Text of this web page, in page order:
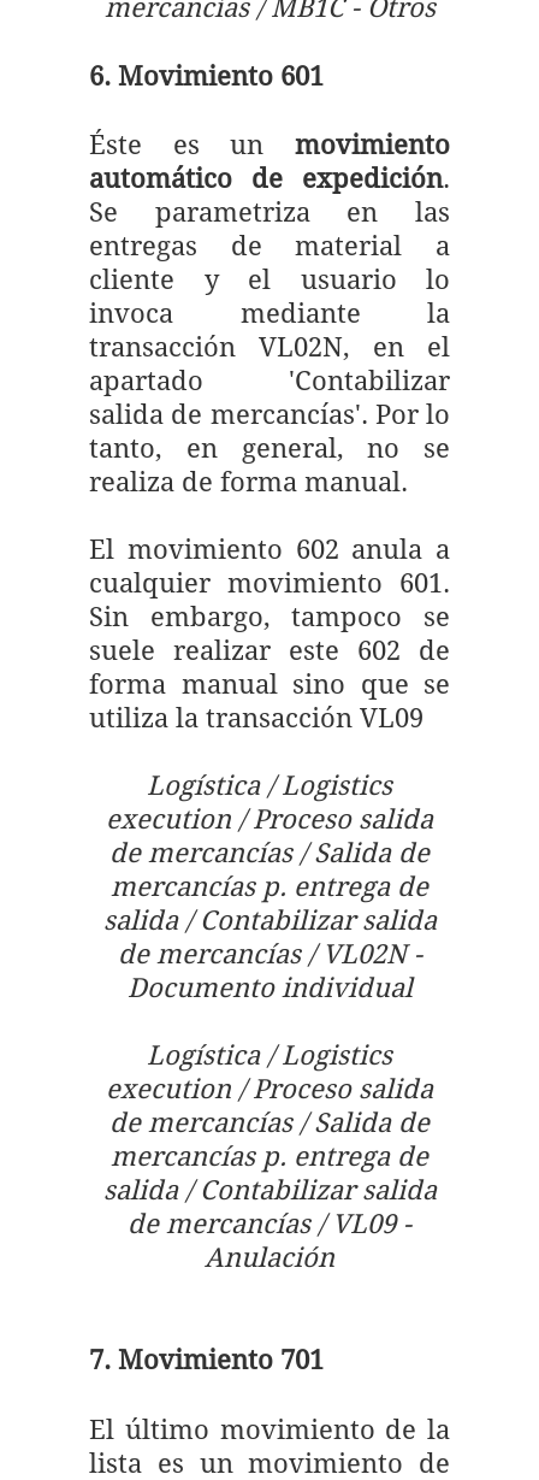
mercancías / MB1C - Otros
6. Movimiento 601
Éste es un movimiento
automático de expedición.
Se parametriza en las
entregas de material a
cliente y el usuario lo
invoca mediante la
transacción VL02N, en el
apartado 'Contabilizar
salida de mercancías'. Por lo
tanto, en general, no se
realiza de forma manual.
El movimiento 602 anula a
cualquier movimiento 601.
Sin embargo, tampoco se
suele realizar este 602 de
forma manual sino que se
utiliza la transacción VL09
Logística / Logistics
execution / Proceso salida
de mercancías / Salida de
mercancías p. entrega de
salida / Contabilizar salida
de mercancías / VL02N -
Documento individual
Logística / Logistics
execution / Proceso salida
de mercancías / Salida de
mercancías p. entrega de
salida / Contabilizar salida
de mercancías / VL09 -
Anulación
7. Movimiento 701
El último movimiento de la
lista es un movimiento de